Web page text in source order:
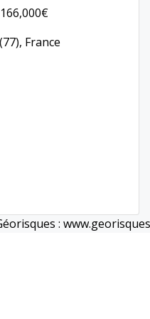
166,000€
France
: